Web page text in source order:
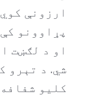
ارزونې
پړاوونو
او د لګښت
شي. د تېرو
کلیو